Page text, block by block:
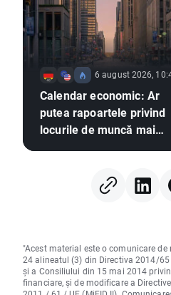
6 august 2026,
Calendar economic: Ar
putea rapoartele privind
locurile de muncă mai
majorare a ratei
"Acest material este o comunicare
24 alineatul (3) din Directiva 2014/
și a Consiliului din 15 mai 2014
financiare, și de modificare a